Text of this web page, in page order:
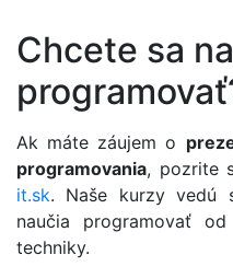
Chcete sa
Ak máte záujem o
programovania, pozrite
it.sk. Naše kurzy vedú
naučia programovať
techniky.